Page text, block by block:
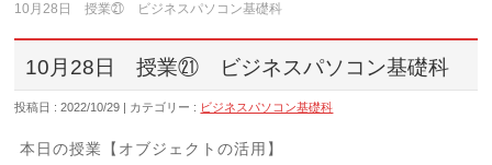
10月28日 授業㉑ ビジネスパソコン基礎科
10月28日 授業㉑ ビジネスパソコン基礎科
投稿日 : 2022/10/29 カテゴリー : ビジネスパソコン基礎科
本日の授業【オブジェクトの活用】